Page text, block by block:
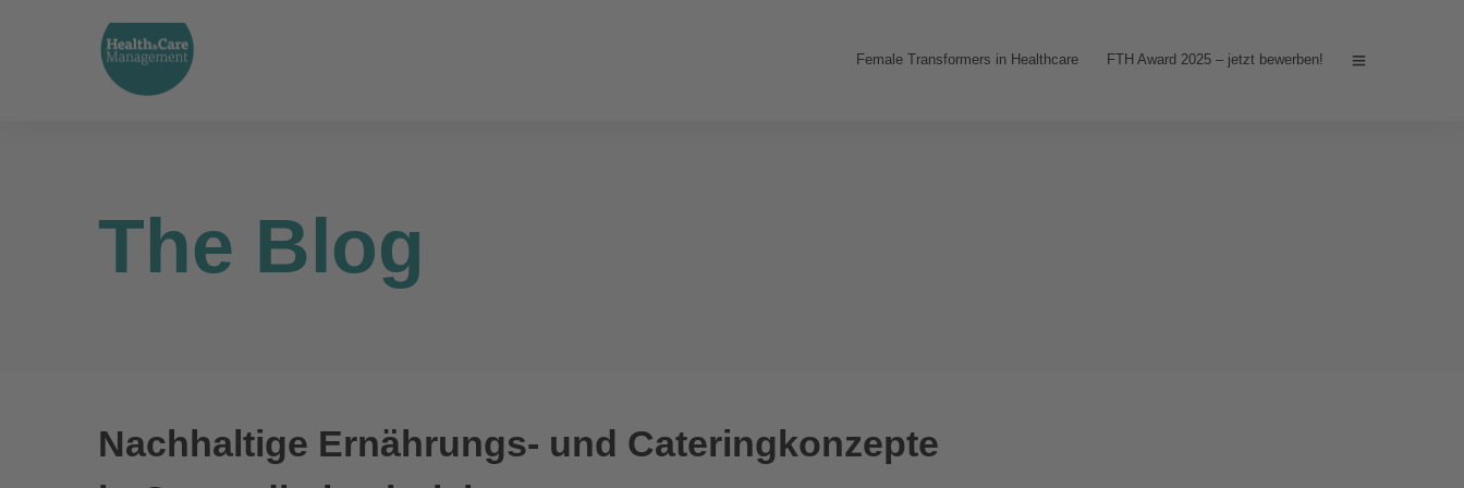
Female Transformers in Healthcare FTH Award 2025 – jetzt bewerben!
The Blog
Nachhaltige Ernährungs- und Cateringkonzepte